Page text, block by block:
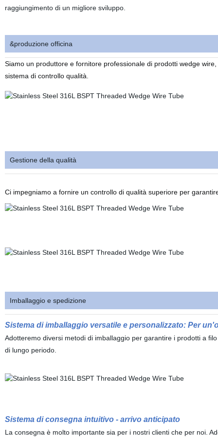
raggiungimento di un migliore sviluppo.
&produzione officina
Siamo un produttore e fornitore professionale di prodotti wedge
sistema di controllo qualità.
Gestione della qualità
Ci impegniamo a fornire un controllo di qualità superiore per
Imballaggio e spedizione
Sistema di imballaggio versatile e personalizzato: Per
Adotteremo diversi metodi di imballaggio per garantire i prodotti a
di lungo periodo.
Sistema di consegna intuitivo - arrivo anticipato
La consegna è molto importante sia per i nostri clienti che per noi.